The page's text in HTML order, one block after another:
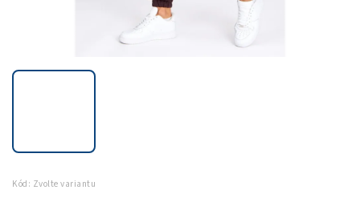
Kód: Zvolte variantu